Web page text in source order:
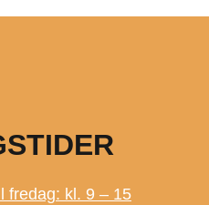
fredag: kl. 9 – 15